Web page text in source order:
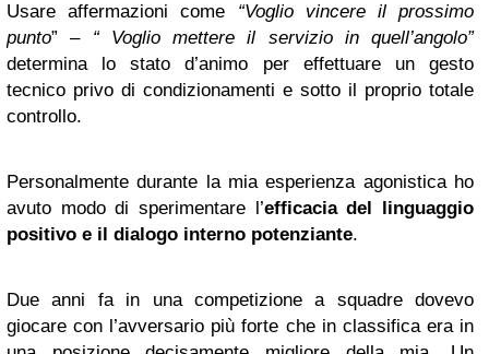
Usare affermazioni come “Voglio vincere il prossimo
punto” – “ Voglio mettere il servizio in quell’angolo”
determina lo stato d’animo per effettuare un gesto
tecnico privo di condizionamenti e sotto il proprio totale
controllo.
Personalmente durante la mia esperienza agonistica ho
avuto modo di sperimentare l’efficacia del linguaggio
positivo e il dialogo interno potenziante.
Due anni fa in una competizione a squadre dovevo
giocare con l’avversario più forte che in classifica era in